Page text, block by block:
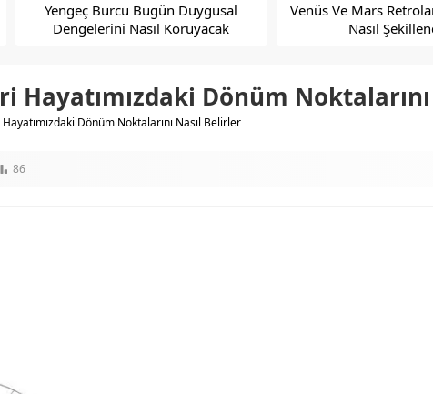
Yengeç Burcu Bugün Duygusal
Dengelerini Nasıl Koruyacak
Venüs Ve Mars
Nasıl
Hayatımızdaki Dönüm
Dönüm Noktalarını Nasıl Belirler
86